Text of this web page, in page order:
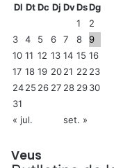
Dl DtDc Dj DvDsDg
1
2
3
4 5 6 7 8
9
10 11 12 13 14 15 16
17 18 19 2021 22 23
2425 26 27 28 2930
31
« jul.
set. »
Veus